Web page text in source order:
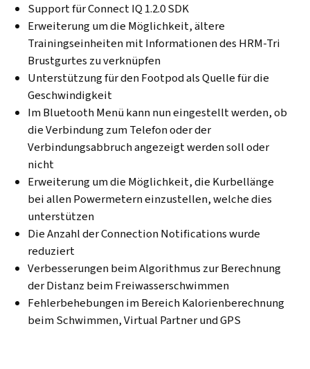
Support für Connect IQ 1.2.0 SDK
Erweiterung um die Möglichkeit, ältere
Trainingseinheiten mit Informationen des HRM-Tri
Brustgurtes zu verknüpfen
Unterstützung für den Footpod als Quelle für die
Geschwindigkeit
Im Bluetooth Menü kann nun eingestellt werden, ob
die Verbindung zum Telefon oder der
Verbindungsabbruch angezeigt werden soll oder
nicht
Erweiterung um die Möglichkeit, die Kurbellänge
bei allen Powermetern einzustellen, welche dies
unterstützen
Die Anzahl der Connection Notifications wurde
reduziert
Verbesserungen beim Algorithmus zur Berechnung
der Distanz beim Freiwasserschwimmen
Fehlerbehebungen im Bereich Kalorienberechnung
beim Schwimmen, Virtual Partner und GPS